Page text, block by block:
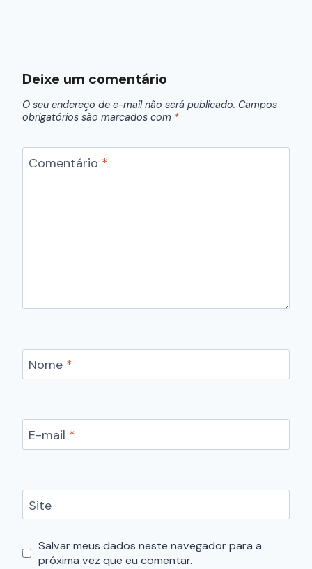
Deixe um comentário
O seu endereço de e-mail não será publicado. Campos
obrigatórios são marcados com *
Comentário *
Nome *
E-mail *
Site
Salvar meus dados neste navegador para a
próxima vez que eu comentar.